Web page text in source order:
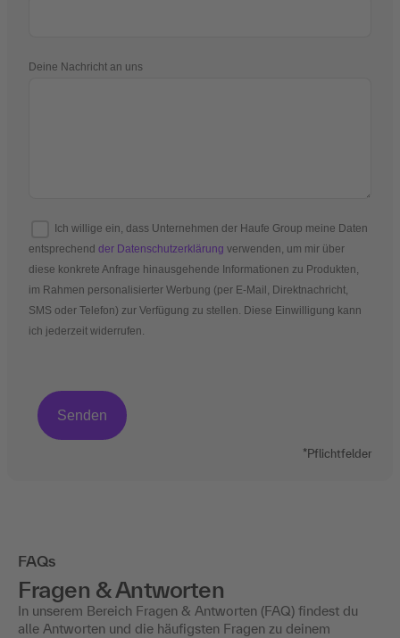
Deine Nachricht an uns
Ich willige ein, dass Unternehmen der Haufe Group meine Daten
entsprechend der Datenschutzerklärung verwenden, um mir über
diese konkrete Anfrage hinausgehende Informationen zu Produkten,
im Rahmen personalisierter Werbung (per E-Mail, Direktnachricht,
SMS oder Telefon) zur Verfügung zu stellen. Diese Einwilligung kann
ich jederzeit widerrufen.
*Pflichtfelder
FAQs
Fragen & Antworten
In unserem Bereich Fragen & Antworten (FAQ) findest du
alle Antworten und die häufigsten Fragen zu deinem